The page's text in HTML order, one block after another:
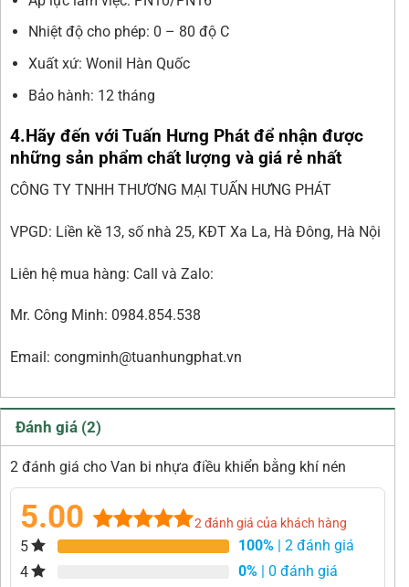
Nhiệt độ cho phép: 0 – 80 độ C
Xuất xứ: Wonil Hàn Quốc
Bảo hành: 12 tháng
4.Hãy đến với Tuấn Hưng Phát để nhận được
những sản phẩm chất lượng và giá rẻ nhất
CÔNG TY TNHH THƯƠNG MẠI TUẤN HƯNG PHÁT
VPGD: Liền kề 13, số nhà 25, KĐT Xa La, Hà Đông, Hà Nội
Liên hệ mua hàng: Call và Zalo:
Mr. Công Minh: 0984.854.538
Email: congminh@tuanhungphat.vn
Đánh giá (2)
2 đánh giá cho Van bi nhựa điều khiển bằng khí nén
5.00 2đánh giá của khách hàng
5 100% | 2 đánh giá
4
0% | 0 đánh giá